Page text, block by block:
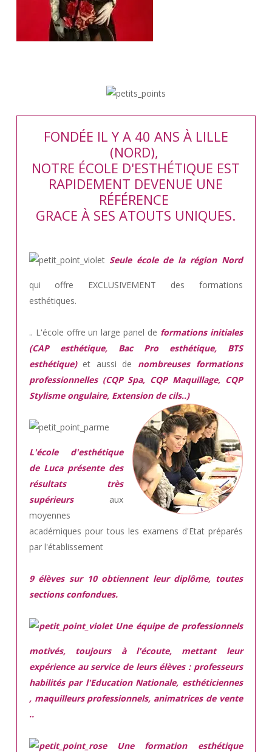
FONDÉE IL Y A 40 ANS À LILLE
(NORD),
NOTRE ÉCOLE D'ESTHÉTIQUE EST
RAPIDEMENT DEVENUE UNE
RÉFÉRENCE
GRACE À SES ATOUTS UNIQUES.
Seule école de la région Nord
qui offre EXCLUSIVEMENT des formations
esthétiques.
.. L'école offre un large panel de formations initiales
(CAP esthétique, Bac Pro esthétique, BTS
esthétique) et aussi de nombreuses formations
professionnelles (CQP Spa, CQP Maquillage, CQP
Stylisme ongulaire, Extension de cils..)
L'école d'esthétique
de Luca présente des
résultats très
supérieurs aux
moyennes
académiques pour tous les examens d'Etat préparés
par l'établissement
9 élèves sur 10 obtiennent leur diplôme, toutes
sections confondues.
Une équipe de professionnels
motivés,toujours à l'écoute, mettant leur
expérience au service de leurs élèves : professeurs
habilités par l'Education Nationale, esthéticiennes
, maquilleurs professionnels, animatrices de vente
..
Une formation esthétique